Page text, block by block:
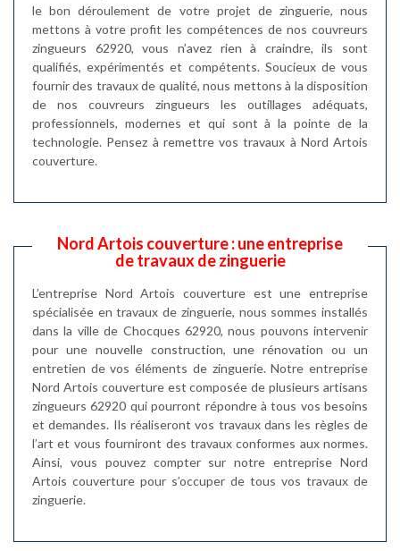
le bon déroulement de votre projet de zinguerie, nous
mettons à votre profit les compétences de nos couvreurs
zingueurs 62920, vous n’avez rien à craindre, ils sont
qualifiés, expérimentés et compétents. Soucieux de vous
fournir des travaux de qualité, nous mettons à la disposition
de nos couvreurs zingueurs les outillages adéquats,
professionnels, modernes et qui sont à la pointe de la
technologie. Pensez à remettre vos travaux à Nord Artois
couverture.
Nord Artois couverture : une entreprise
de travaux de zinguerie
L’entreprise Nord Artois couverture est une entreprise
spécialisée en travaux de zinguerie, nous sommes installés
dans la ville de Chocques 62920, nous pouvons intervenir
pour une nouvelle construction, une rénovation ou un
entretien de vos éléments de zinguerie. Notre entreprise
Nord Artois couverture est composée de plusieurs artisans
zingueurs 62920 qui pourront répondre à tous vos besoins
et demandes. Ils réaliseront vos travaux dans les règles de
l’art et vous fourniront des travaux conformes aux normes.
Ainsi, vous pouvez compter sur notre entreprise Nord
Artois couverture pour s’occuper de tous vos travaux de
zinguerie.